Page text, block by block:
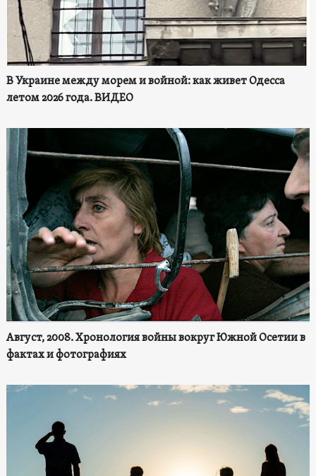
В Украине между морем и войной: как живет Одесса
летом 2026 года. ВИДЕО
Август, 2008. Хронология войны вокруг Южной Осетии в
фактах и фотографиях